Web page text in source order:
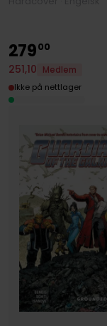
27900
251,10
Medlem
Ikke på nettlager